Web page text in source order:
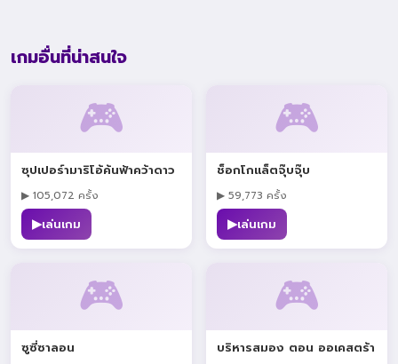
เกมอื่นที่น่าสนใจ
🎮
ซุปเปอร์ามาริโอ้ค้นฟ้าคว้าดาว
▶ 105,072 ครั้ง
▶เล่นเกม
🎮
ช็อกโกแล็ตจุ๊บจุ๊บ
▶ 59,773 ครั้ง
▶เล่นเกม
🎮
ซูซี่ซาลอน
🎮
บริหารสมอง ตอน ออเคสตร้า